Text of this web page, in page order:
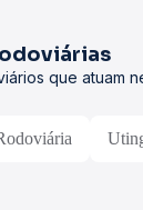
que atuam